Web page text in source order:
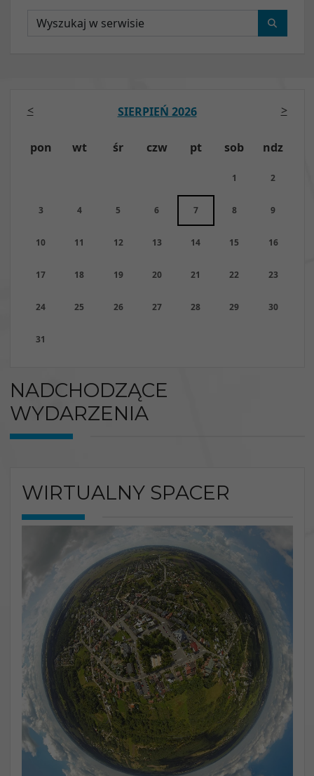
Wyszukaj
SIERPIEŃ 2026
pon wt śr czw pt sob ndz
1 2
3 4 5 6 7 8 9
10 11 12 13 14 15 16
17 18 19 20 21 22 23
24 25 26 27 28 29 30
31
< >
NADCHODZĄCE
WYDARZENIA
WIRTUALNY SPACER